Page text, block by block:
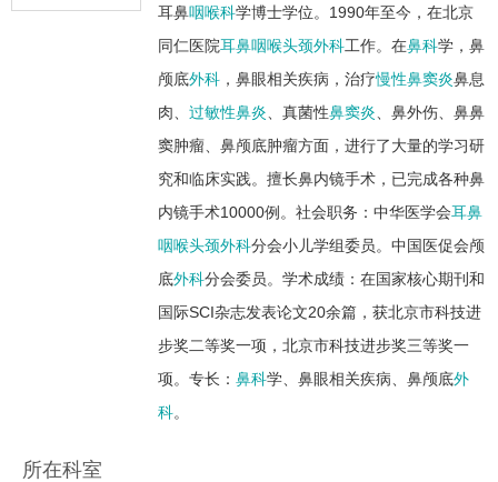
耳鼻咽喉科学博士学位。1990年至今，在北京
同仁医院耳鼻咽喉头颈外科工作。在鼻科学，鼻
颅底外科 ，鼻眼相关疾病，治疗慢性鼻窦炎鼻息
肉、 过敏性鼻炎 、真菌性鼻窦炎 、鼻外伤、鼻鼻
窦肿瘤、鼻颅底肿瘤方面，进行了大量的学习研
究和临床实践。擅长鼻内镜手术，已完成各种鼻
内镜手术10000例。社会职务：中华医学会耳鼻
咽喉头颈外科分会小儿学组委员。中国医促会颅
底外科分会委员。学术成绩：在国家核心期刊和
国际SCI杂志发表论文20余篇，获北京市科技进
步奖二等奖一项，北京市科技进步奖三等奖一
项。专长： 鼻科学、鼻眼相关疾病、鼻颅底外
科。
所在科室